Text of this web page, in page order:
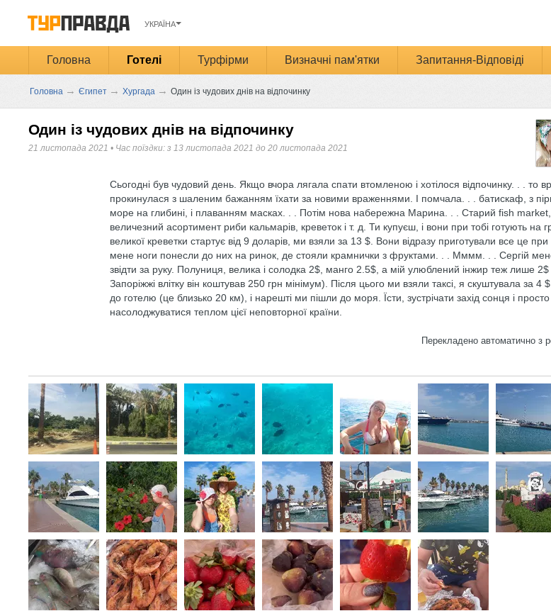
УКРАЇНА
Головна Готелі Турфірми Визначні пам'ятки Запитання-Відповіді
Головна → Єгипет → Хургада → Один із чудових днів на відпочинку
Один із чудових днів на відпочинку
21 листопада 2021 • Час поїздки: з 13 листопада 2021 до 20 листопада 2021
Сьогодні був чудовий день. Якщо вчора лягала спати втомленою і хотілося відпочинку. . . то
прокинулася з шаленим бажанням їхати за новими враженнями. І помчала. . . батискаф, з
море на глибині, і плаванням масках. . . Потім нова набережна Марина. . . Старий fish
величезний асортимент риби кальмарів, креветок і т. д. Ти купуєш, і вони при тобі готують на
великої креветки стартує від 9 доларів, ми взяли за 13 $. Вони відразу приготували все це
мене ноги понесли до них на ринок, де стояли крамнички з фруктами. . . Мммм. . . Сергій
звідти за руку. Полуниця, велика і солодка 2$, манго 2.5$, а мій улюблений інжир теж лише
Запоріжжі влітку він коштував 250 грн мінімум). Після цього ми взяли таксі, я скуштувала за 4
до готелю (це близько 20 км), і нарешті ми пішли до моря. Їсти, зустрічати захід сонця і просто
насолоджуватися теплом цієї неповторної країни.
Перекладено автоматично з